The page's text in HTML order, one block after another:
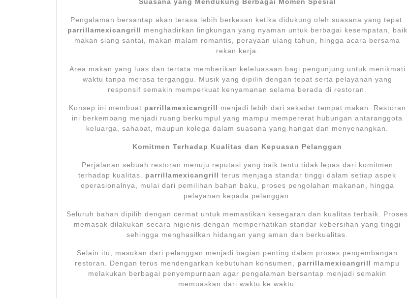
Pengalaman bersantap akan terasa lebih berkesan ketika didukung oleh suasana yang tepat.
parrillamexicangrill menghadirkan lingkungan yang nyaman untuk berbagai kesempatan, baik
makan siang santai, makan malam romantis, perayaan ulang tahun, hingga acara bersama
rekan kerja.
Area makan yang luas dan tertata memberikan keleluasaan bagi pengunjung untuk menikmati
waktu tanpa merasa terganggu. Musik yang dipilih dengan tepat serta pelayanan yang
responsif semakin memperkuat kenyamanan selama berada di restoran.
Konsep ini membuat parrillamexicangrill menjadi lebih dari sekadar tempat makan. Restoran
ini berkembang menjadi ruang berkumpul yang mampu mempererat hubungan antaranggota
keluarga, sahabat, maupun kolega dalam suasana yang hangat dan menyenangkan.
Komitmen Terhadap Kualitas dan Kepuasan Pelanggan
Perjalanan sebuah restoran menuju reputasi yang baik tentu tidak lepas dari komitmen
terhadap kualitas. parrillamexicangrill terus menjaga standar tinggi dalam setiap aspek
operasionalnya, mulai dari pemilihan bahan baku, proses pengolahan makanan, hingga
pelayanan kepada pelanggan.
Seluruh bahan dipilih dengan cermat untuk memastikan kesegaran dan kualitas terbaik. Proses
memasak dilakukan secara higienis dengan memperhatikan standar kebersihan yang tinggi
sehingga menghasilkan hidangan yang aman dan berkualitas.
Selain itu, masukan dari pelanggan menjadi bagian penting dalam proses pengembangan
restoran. Dengan terus mendengarkan kebutuhan konsumen, parrillamexicangrill mampu
melakukan berbagai penyempurnaan agar pengalaman bersantap menjadi semakin
memuaskan dari waktu ke waktu.